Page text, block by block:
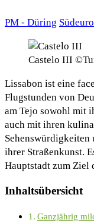
PM - Düring
Castelo III
Lissabon ist eine
Flugstunden von
am Tejo sowohl mit
auch mit ihren
ihrer Straßenkunst.
Hauptstadt zum Ziel
Inhaltsübersicht
Ganzjährig